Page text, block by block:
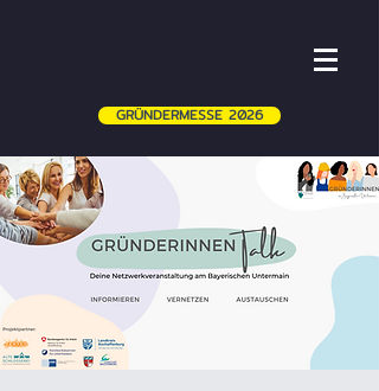
GRÜNDERMESSE 2026